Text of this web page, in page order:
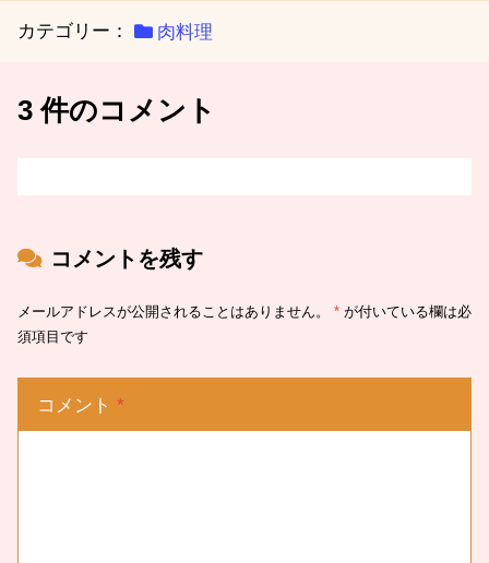
カテゴリー： 肉料理
3 件のコメント
コメントを残す
メールアドレスが公開されることはありません。 * が付いている欄は必
須項目です
コメント *